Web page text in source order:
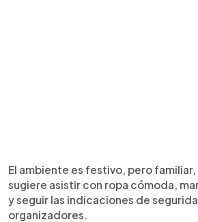
El ambiente es festivo, pero familiar,
sugiere asistir con ropa cómoda,
y seguir las indicaciones de
organizadores.